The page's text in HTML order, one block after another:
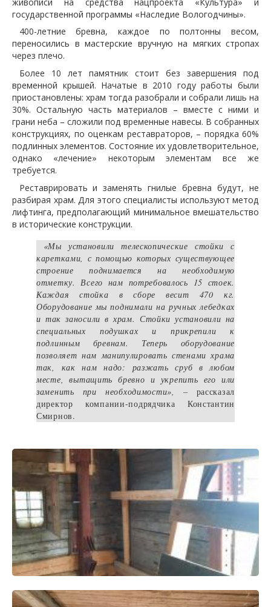
государственной программы «Наследие Вологодчины».
400-летние бревна, каждое по полтонны весом,
переносились в мастерские вручную на мягких стропах
через плечо.
Более 10 лет памятник стоит без завершения под
временной крышей. Начатые в 2010 году работы были
приостановлены: храм тогда разобрали и собрали лишь на
30%. Остальную часть материалов – вместе с ними и
грани неба – сложили под временные навесы. В собранных
конструкциях, по оценкам реставраторов, – порядка 60%
подлинных элементов. Состояние их удовлетворительное,
однако «лечение» некоторым элементам все же
требуется.
Реставрировать и заменять гнилые бревна будут, не
разбирая храм. Для этого специалисты используют метод
лифтинга, предполагающий минимальное вмешательство
в исторические конструкции.
«Мы установили телескопические стойки с
каретками, с помощью которых существующее
строение поднимается на необходимую
отметку. Всего нам потребовалось 15 стоек.
Каждая стойка в сборе весит 470 кг.
Оборудование мы поднимали на ручных лебедках
и так заносили в храм. Стойки установили на
специальных подушках и прикрепили к
подлинным бревнам. Теперь оборудование
позволяет нам манипулировать стенами храма
так, как нам надо: разжать сруб в любом
месте, вытащить бревно и укрепить его или
заменить при необходимости», – рассказал
директор компании-подрядчика Константин
Смирнов.